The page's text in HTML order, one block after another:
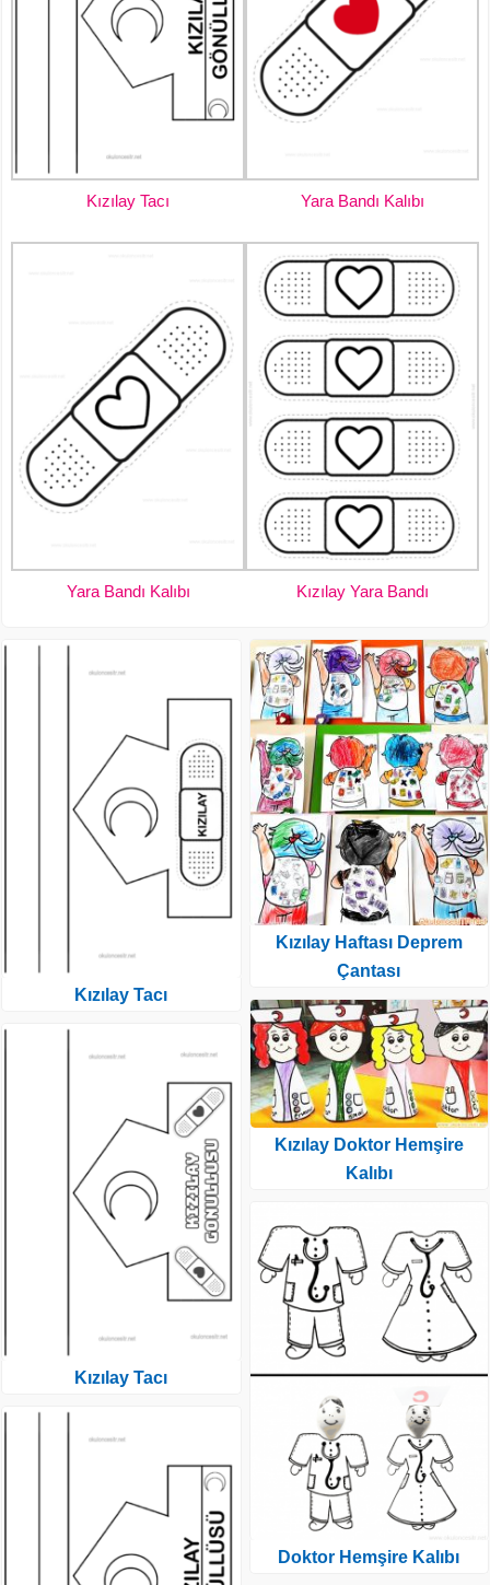
Kızılay Tacı Yara Bandı Kalıbı
Yara Bandı Kalıbı Kızılay Yara Bandı
Kızılay Tacı
Kızılay Tacı
Kızılay Haftası Deprem
Çantası
Kızılay Doktor Hemşire
Kalıbı
Doktor Hemşire Kalıbı